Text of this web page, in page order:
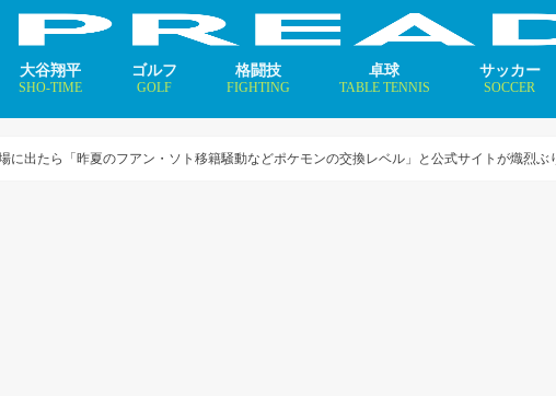
大谷翔平
SHO-TIME
ゴルフ
GOLF
格闘技
FIGHTING
卓球
TABLE TENNIS
サッカー
SOCCER
に出たら「昨夏のフアン・ソト移籍騒動などポケモンの交換レベル」と公式サイトが熾烈ぶ